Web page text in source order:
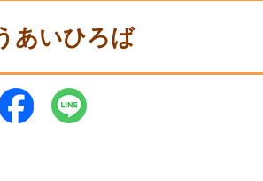
あいひろば